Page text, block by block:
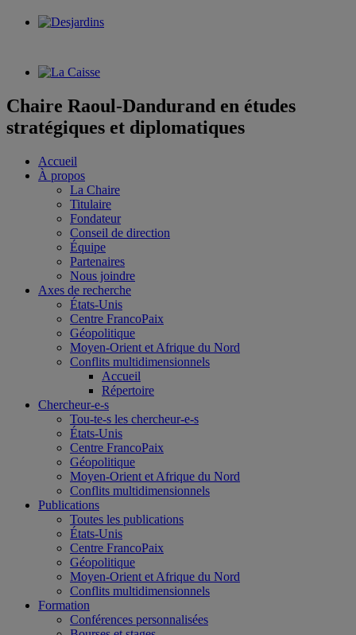
Chaire Raoul-Dandurand en études
stratégiques et diplomatiques
Accueil
À propos
La Chaire
Titulaire
Fondateur
Conseil de direction
Équipe
Partenaires
Nous joindre
Axes de recherche
États-Unis
Centre FrancoPaix
Géopolitique
Moyen-Orient et Afrique du Nord
Conflits multidimensionnels
Accueil
Répertoire
Chercheur-e-s
Tou-te-s les chercheur-e-s
États-Unis
Centre FrancoPaix
Géopolitique
Moyen-Orient et Afrique du Nord
Conflits multidimensionnels
Publications
Toutes les publications
États-Unis
Centre FrancoPaix
Géopolitique
Moyen-Orient et Afrique du Nord
Conflits multidimensionnels
Formation
Conférences personnalisées